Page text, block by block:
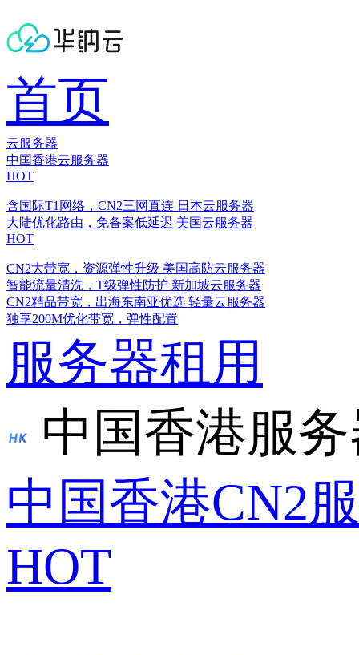
首页
云服务器
中国香港云服务器
HOT
含国际T1网络，CN2三网直连 日本云服务器
大陆优化路由，免备案低延迟 美国云服务器
HOT
CN2大带宽，资源弹性升级 美国高防云服务器
智能流量清洗，T级弹性防护 新加坡云服务器
CN2精品带宽，出海东南亚优选 轻量云服务器
独享200M优化带宽，弹性配置
服务器租用
中国香港服
中国香港CN2
HOT